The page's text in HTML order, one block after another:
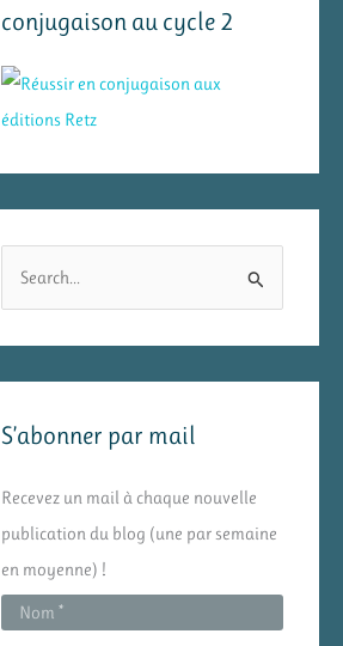
conjugaison au cycle 2
r
e
S’abonner par mail
Recevez un mail à chaque nouvelle
publication du blog (une par semaine
en moyenne) !